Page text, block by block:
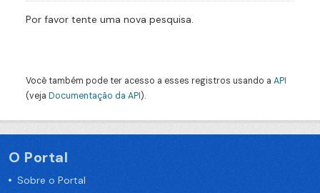
Por favor tente uma nova pesquisa.
Você também pode ter acesso a esses registros usando a API
(veja Documentação da API).
O Portal
Sobre o Portal